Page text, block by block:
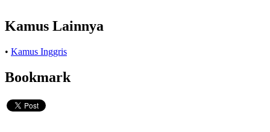
Kamus Lainnya
• Kamus Inggris
Bookmark